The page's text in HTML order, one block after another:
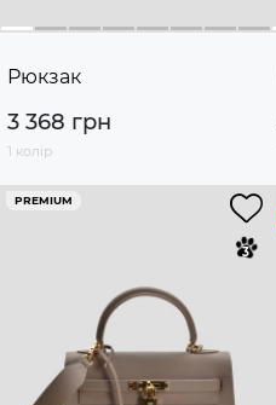
Рюкзак
3 368 грн
1 колір
PREMIUM